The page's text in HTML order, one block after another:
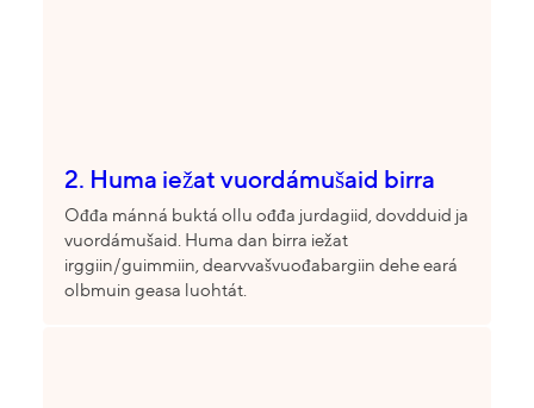
2. Huma iežat vuordámušaid birra
Ođđa mánná buktá ollu ođđa jurdagiid, dovdduid ja
vuordámušaid. Huma dan birra iežat
irggiin/guimmiin, dearvvašvuođabargiin dehe eará
olbmuin geasa luohtát.